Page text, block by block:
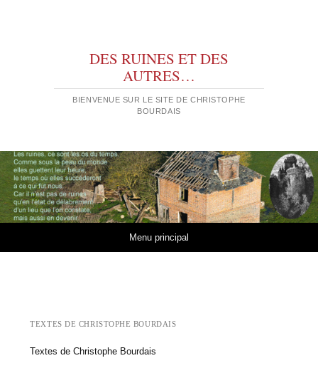
DES RUINES ET DES
AUTRES…
BIENVENUE SUR LE SITE DE CHRISTOPHE
BOURDAIS
Menu principal
TEXTES DE CHRISTOPHE BOURDAIS
Textes de Christophe Bourdais